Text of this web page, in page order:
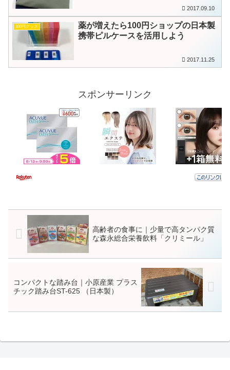
2017.09.10
100円グッズ
薬が増えたら100円ショップの日本製
携帯ピルケースを活用しよう
2017.11.25
スポンサーリンク
高齢者の食事に｜少量で高タンパク質
な森永総合栄養飲料「クリミール」
コンパクトな踏み台｜小原産業 プラス
チック踏み台ST-625 （日本製）